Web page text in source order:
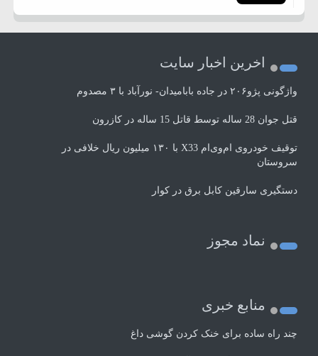
اخرین اخبار سایت
واژگونی پژو۲۰۶ در جاده بابامیدان- نورآباد با ۳ مصدوم
قتل جوان 28 ساله توسط قاتل 15 ساله در کازرون
توقیف خودروی ام‌وی‌ام X33 با ۱۳۰ میلیون ریال خلافی در
سروستان
دستگیری سارقین کابل برق در کوار
نماد مجوز
منابع خبری
چند راه‌ ساده برای خنک کردن گوشی داغ